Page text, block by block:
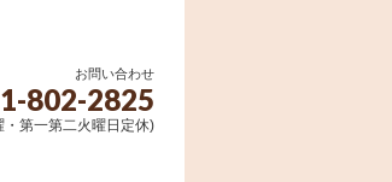
お問い合わせ
802-2825
第一第二火曜日定休)